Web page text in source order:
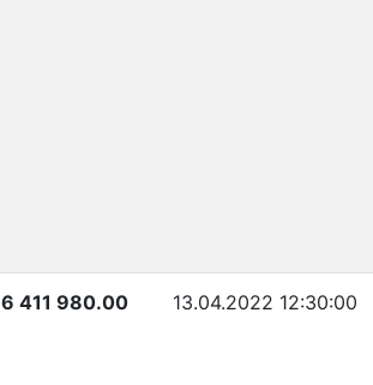
6 411 980.00 13.04.2022 12:30:00